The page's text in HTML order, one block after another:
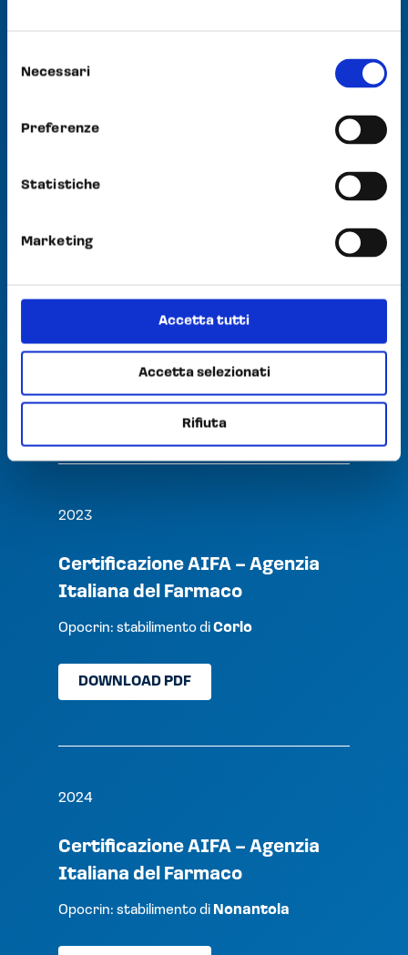
delNecessari
Preferenze
Statistiche
Marketing
Accetta tutti
Accetta selezionati
Rifiuta
Opocrin: stabilimento di
2026 – 2029
Certificato n° 29917
DOWNLOAD PDF
2023
Certificazione AIFA – Agenzia
Italiana del Farmaco
Opocrin: stabilimento diCorlo
DOWNLOAD PDF
2024
Certificazione AIFA – Agenzia
Italiana del Farmaco
Opocrin: stabilimento di Nonantola